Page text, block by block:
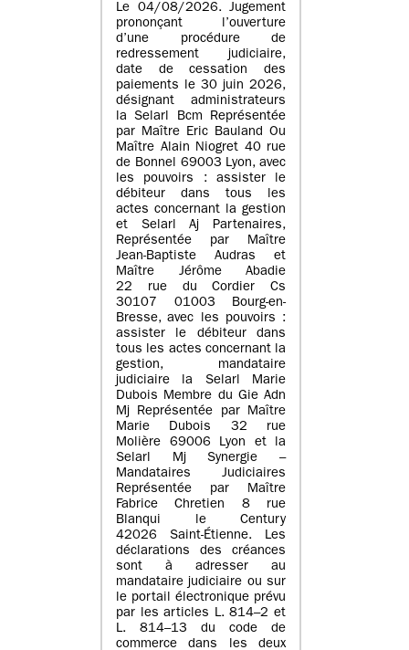
Le 04/08/2026. Jugement
prononçant l’ouverture
d’une procédure de
redressement judiciaire,
date de cessation des
paiements le 30 juin 2026,
désignant administrateurs
la Selarl Bcm Représentée
par Maître Eric Bauland Ou
Maître Alain Niogret 40 rue
de Bonnel 69003 Lyon, avec
les pouvoirs : assister le
débiteur dans tous les
actes concernant la gestion
et Selarl Aj Partenaires,
Représentée par Maître
Jean-Baptiste Audras et
Maître Jérôme Abadie
22 rue du Cordier Cs
30107 01003 Bourg-en-
Bresse, avec les pouvoirs :
assister le débiteur dans
tous les actes concernant la
gestion, mandataire
judiciaire la Selarl Marie
Dubois Membre du Gie Adn
Mj Représentée par Maître
Marie Dubois 32 rue
Molière 69006 Lyon et la
Selarl Mj Synergie –
Mandataires Judiciaires
Représentée par Maître
Fabrice Chretien 8 rue
Blanqui le Century
42026 Saint-Étienne. Les
déclarations des créances
sont à adresser au
mandataire judiciaire ou sur
le portail électronique prévu
par les articles L. 814–2 et
L. 814–13 du code de
commerce dans les deux